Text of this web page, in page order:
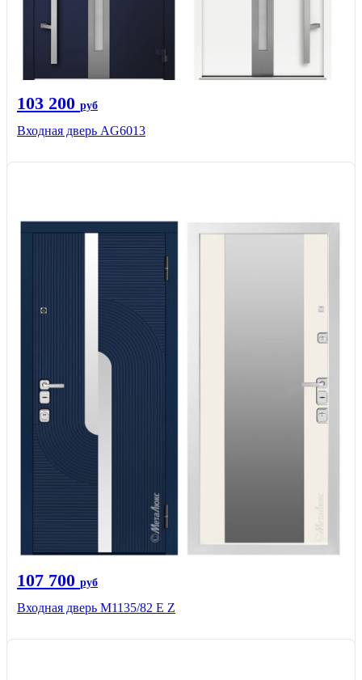
103 200 руб
Входная дверь AG6013
107 700 руб
Входная дверь М1135/82 Е Z